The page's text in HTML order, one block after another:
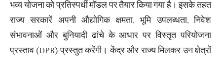
भव्य योजना को प्रतिस्पर्धी मॉडल पर तैयार किया गया है। इसके तहत
राज्य सरकारें अपनी औद्योगिक क्षमता, भूमि उपलब्धता, निवेश
संभावनाओं और बुनियादी ढांचे के आधार पर विस्तृत परियोजना
प्रस्ताव (DPR) प्रस्तुत करेंगी। केंद्र और राज्य मिलकर उन क्षेत्रों